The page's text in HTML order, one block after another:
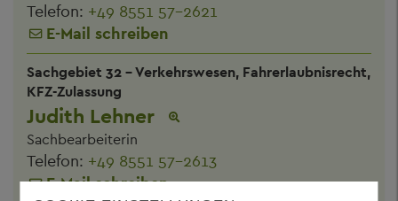
Telefon: +49 8551 57-2621
E-Mail schreiben
Sachgebiet 32 - Verkehrswesen, Fahrerlaubnisrecht,
KFZ-Zulassung
Judith Lehner
Sachbearbeiterin
Telefon: +49 8551 57-2613
E-Mail schreiben